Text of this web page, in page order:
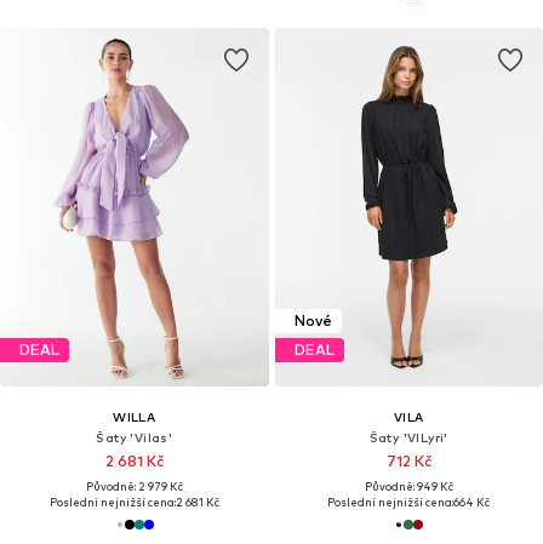
DEAL
WILLA
Šaty 'Vilas'
2 681 Kč
Původně: 2 979 Kč
Poslední nejnižší cena:2 681 Kč
Nové
DEAL
VILA
Šaty 'VILyri'
712 Kč
Původně: 949 Kč
Poslední nejnižší cena:664 Kč